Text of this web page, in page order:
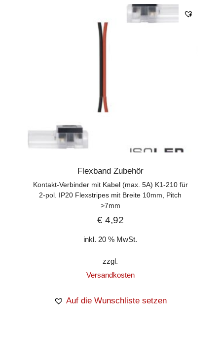
Flexband Zubehör
Kontakt-Verbinder mit Kabel (max. 5A) K1-210 für
2-pol. IP20 Flexstripes mit Breite 10mm, Pitch
>7mm
€4,92
inkl. 20 % MwSt.
zzgl.
Versandkosten
Auf die Wunschliste setzen